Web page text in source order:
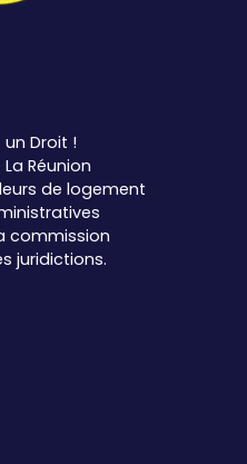
un Droit !
Réunion
de logement
commission
juridictions.